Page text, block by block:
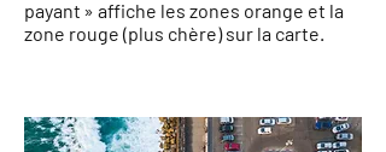
payant » affiche les zones orange et la
zone rouge (plus chère) sur la carte.